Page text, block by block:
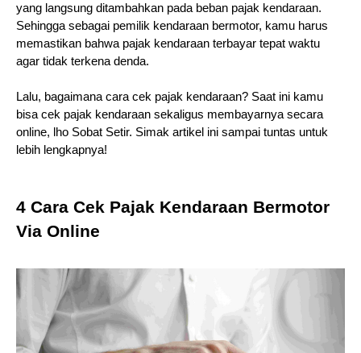
yang langsung ditambahkan pada beban pajak kendaraan.
Sehingga sebagai pemilik kendaraan bermotor, kamu harus
memastikan bahwa pajak kendaraan terbayar tepat waktu
agar tidak terkena denda.
Lalu, bagaimana cara cek pajak kendaraan? Saat ini kamu
bisa cek pajak kendaraan sekaligus membayarnya secara
online, lho Sobat Setir. Simak artikel ini sampai tuntas untuk
lebih lengkapnya!
4 Cara Cek Pajak Kendaraan Bermotor
Via Online